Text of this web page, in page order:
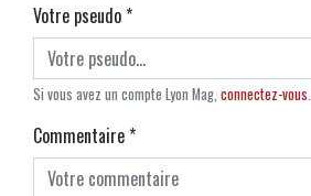
Votre pseudo*
Si vous avez un compte Lyon Mag, connectez-vous.
Commentaire*